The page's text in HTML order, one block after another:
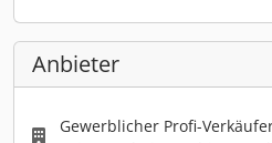
Anbieter
Gewerblicher Profi-